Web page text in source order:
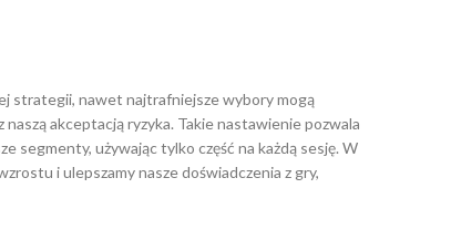
strategii, nawet najtrafniejsze wybory mogą
akceptacją ryzyka. Takie nastawienie pozwala
segmenty, używając tylko część na każdą sesję. W
i ulepszamy nasze doświadczenia z gry,